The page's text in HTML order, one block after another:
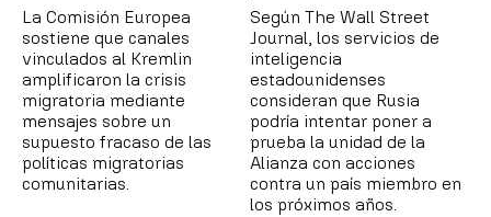
La Comisión Europea
sostiene que canales
vinculados al Kremlin
amplificaron la crisis
migratoria mediante
mensajes sobre un
supuesto fracaso de las
políticas migratorias
comunitarias.
Según The Wall Street
Journal, los servicios de
inteligencia
estadounidenses
consideran que Rusia
podría intentar poner a
prueba la unidad de la
Alianza con acciones
contra un país miembro en
los próximos años.